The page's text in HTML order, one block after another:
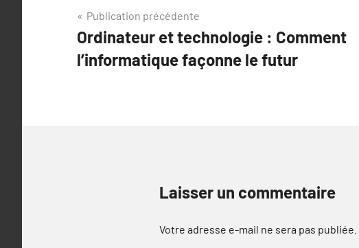
Navigation
de
l’article
Publication précédente
Ordinateur et technologie : Comment
l’informatique façonne le futur
Laisser un commentaire
Votre adresse e-mail ne sera pas publiée.